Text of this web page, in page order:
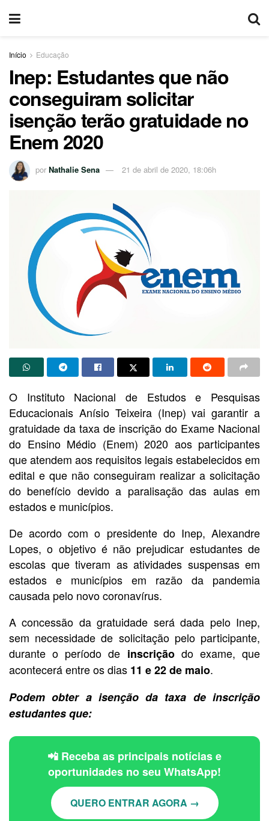
Início Educação
Inep: Estudantes que não
conseguiram solicitar
isenção terão gratuidade no
Enem 2020
por Nathalie Sena 21 de abril de 2020, 18:06h
O Instituto Nacional de Estudos e Pesquisas
Educacionais Anísio Teixeira (Inep) vai garantir a
gratuidade da taxa de inscrição do Exame Nacional
do Ensino Médio (Enem) 2020 aos participantes
que atendem aos requisitos legais estabelecidos em
edital e que não conseguiram realizar a solicitação
do benefício devido a paralisação das aulas em
estados e municípios.
De acordo com o presidente do Inep, Alexandre
Lopes, o objetivo é não prejudicar estudantes de
escolas que tiveram as atividades suspensas em
estados e municípios em razão da pandemia
causada pelo novo coronavírus.
A concessão da gratuidade será dada pelo Inep,
sem necessidade de solicitação pelo participante,
durante o período de inscriçãodo exame, que
acontecerá entre os dias 11 e 22 de maio.
Podem obter a isenção da taxa de inscrição
estudantes que:
📲 Receba as principais notícias e
oportunidades no seu WhatsApp!
QUERO ENTRAR AGORA →